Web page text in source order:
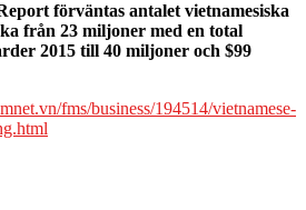
förväntas antalet vietnamesiska
från 23 miljoner med en total
2015 till 40 miljoner och $99
fms/business/194514/vietnamese-